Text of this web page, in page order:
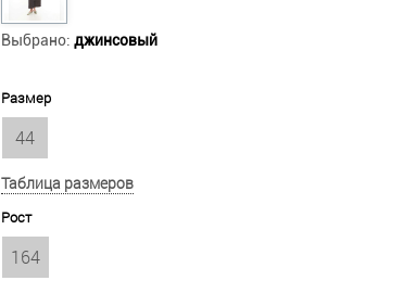
Выбрано: джинсовый
Размер
44
Таблица размеров
Рост
164